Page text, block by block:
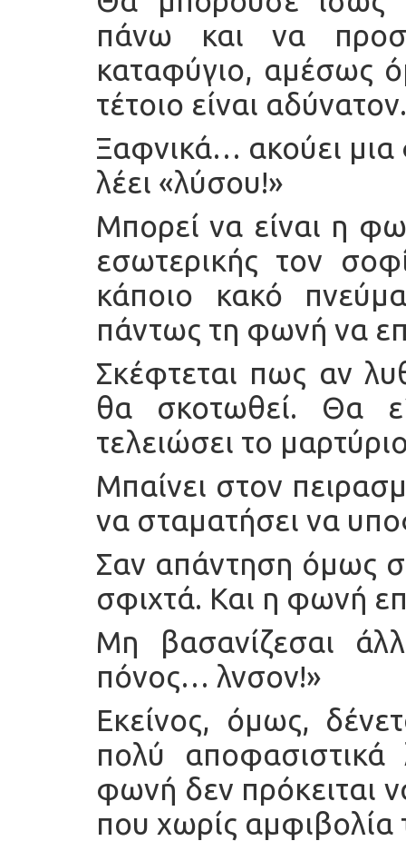
πάνω και να
καταφύγιο, αμέσως
τέτοιο είναι αδύνατον.
Ξαφνικά… ακούει
λέει «λύσου!»
Μπορεί να είναι η
εσωτερικής τον
κάποιο κακό
πάντως τη φωνή να
Σκέφτεται πως αν
θα σκοτωθεί. Θα
τελειώσει το
Μπαίνει στον
να σταματήσει να
Σαν απάντηση όμως
σφιχτά. Και η φωνή
Μη βασανίζεσαι
πόνος… λνσον!»
Εκείνος, όμως,
πολύ
φωνή δεν πρόκειται
που χωρίς αμφιβολία